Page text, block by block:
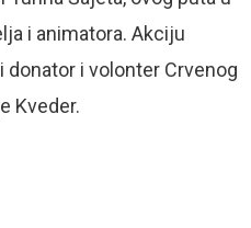
i animatora. Akciju
donator i volonter Crvenog
Kveder.